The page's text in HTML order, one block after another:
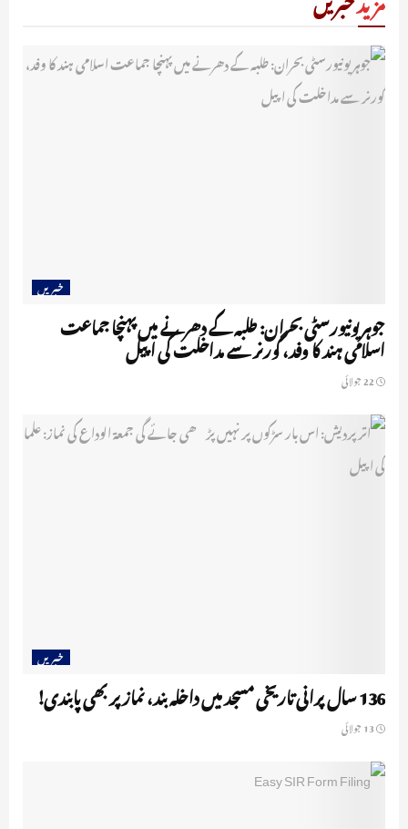
خبریں
جوہر یونیورسٹی بحران: طلبہ کے دھرنے میں پہنچا جماعت
اسلامی ہند کا وفد، گورنر سے مداخلت کی اپیل
خبریں
136 سال پرانی تاریخی مسجد میں داخلہ بند، نماز پر بھی پابندی!